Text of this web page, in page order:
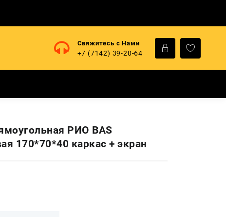
Свяжитесь с Нами
+7 (7142) 39-20-64
РИО BAS
170*70*40 каркас + экран